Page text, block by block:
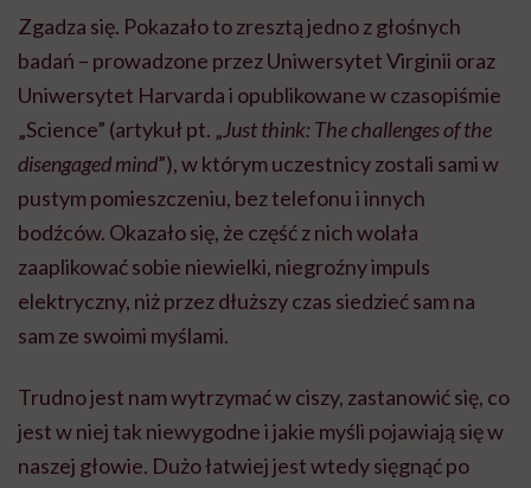
Zgadza się. Pokazało to zresztą jedno z głośnych
badań – prowadzone przez Uniwersytet Virginii oraz
Uniwersytet Harvarda i opublikowane w czasopiśmie
„Science” (artykuł pt. „Just think: The challenges of the
disengaged mind”), w którym uczestnicy zostali sami w
pustym pomieszczeniu, bez telefonu i innych
bodźców. Okazało się, że część z nich wolała
zaaplikować sobie niewielki, niegroźny impuls
elektryczny, niż przez dłuższy czas siedzieć sam na
sam ze swoimi myślami.
Trudno jest nam wytrzymać w ciszy, zastanowić się, co
jest w niej tak niewygodne i jakie myśli pojawiają się w
naszej głowie. Dużo łatwiej jest wtedy sięgnąć po